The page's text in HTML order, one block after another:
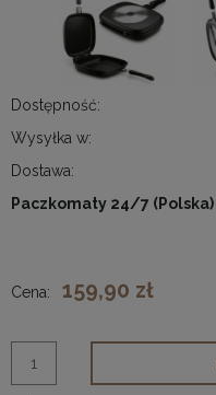
Dostępność:
Wysyłka w:
Dostawa:
Paczkomaty 24/7 (Polska)
Cena: 159,90 zł